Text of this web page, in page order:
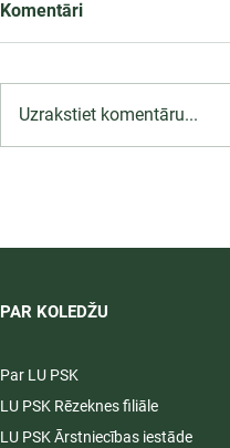
Komentāri
Uzrakstiet komentāru...
PAR KOLEDŽU
Par LU PSK
LU PSK Rēzeknes filiāle
LU PSK Ārstniecības iestāde